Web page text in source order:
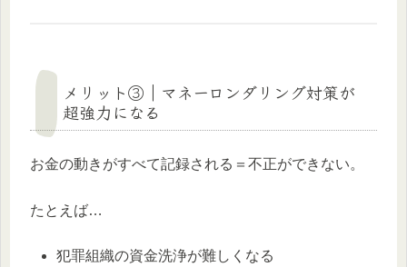
メリット③｜マネーロンダリング対策が
超強力になる
お金の動きがすべて記録される＝不正ができない。
たとえば…
犯罪組織の資金洗浄が難しくなる